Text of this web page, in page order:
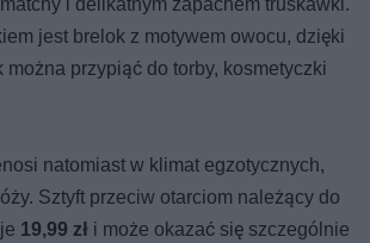
i delikatnym zapachem truskawki.
jest brelok z motywem owocu, dzięki
można przypiąć do torby, kosmetyczki
natomiast w klimat egzotycznych,
Sztyft przeciw otarciom należący do
19,99 zł i może okazać się szczególnie